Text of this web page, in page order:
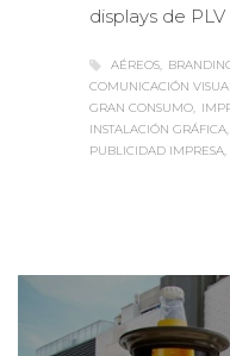
displays de
AÉREOS
COMUNICACIÓN
GRAN CONSUMO
INSTALACIÓN GRÁFICA
PUBLICIDAD IMPRESA